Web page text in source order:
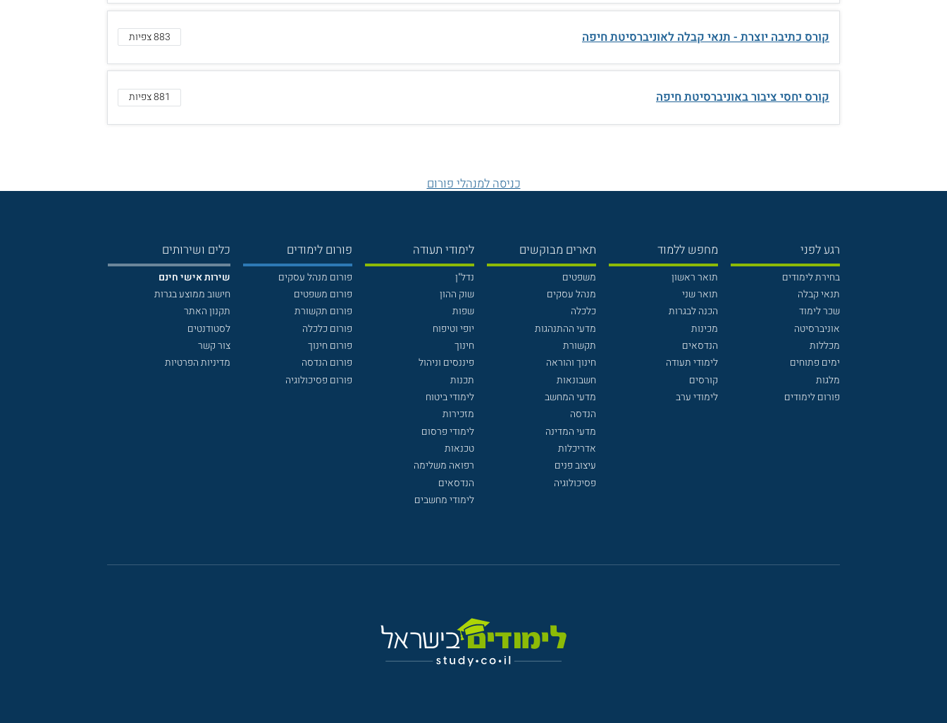
קורס כתיבה יוצרת - תנאי קבלה לאוניברסיטת חיפה 883 צפיות
קורס יחסי ציבור באוניברסיטת חיפה 881 צפיות
כניסה למנהלי פורום
רגע לפני
בחירת לימודים
תנאי קבלה
שכר לימוד
אוניברסיטה
מכללות
ימים פתוחים
מלגות
פורום לימודים
מחפש ללמוד
תואר ראשון
תואר שני
הכנה לבגרות
מכינות
הנדסאים
לימודי תעודה
קורסים
לימודי ערב
תארים מבוקשים
משפטים
מנהל עסקים
כלכלה
מדעי ההתנהגות
תקשורת
חינוך והוראה
חשבונאות
מדעי המחשב
הנדסה
מדעי המדינה
אדריכלות
עיצוב פנים
פסיכולוגיה
לימודי תעודה
נדל"ן
שוק ההון
שפות
יופי וטיפוח
חינוך
פיננסים וניהול
תכנות
לימודי ביטוח
מזכירות
לימודי פרסום
טכנאות
רפואה משלימה
הנדסאים
לימודי מחשבים
פורום לימודים
פורום מנהל עסקים
פורום משפטים
פורום תקשורת
פורום כלכלה
פורום חינוך
פורום הנדסה
פורום פסיכולוגיה
כלים ושירותים
שירות אישי חינם
חישוב ממוצע בגרות
תקנון האתר
לסטודנטים
צור קשר
מדיניות הפרטיות